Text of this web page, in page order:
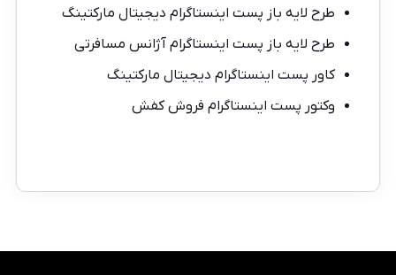
طرح لایه باز پست اینستاگرام دیجیتال مارکتینگ
طرح لایه باز پست اینستاگرام آژانس مسافرتی
کاور پست اینستاگرام دیجیتال مارکتینگ
وکتور پست اینستاگرام فروش کفش